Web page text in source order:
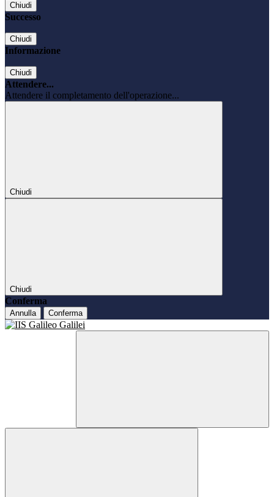
Chiudi
Successo
Chiudi
Informazione
Chiudi
Attendere...
Attendere il completamento dell'operazione...
Chiudi
Chiudi
Conferma
Annulla Conferma